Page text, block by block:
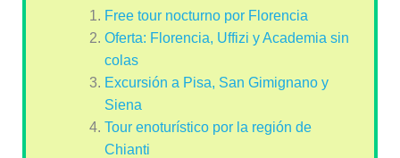
Free tour nocturno por Florencia
Oferta: Florencia, Uffizi y Academia sin
colas
Excursión a Pisa, San Gimignano y
Siena
Tour enoturístico por la región de
Chianti